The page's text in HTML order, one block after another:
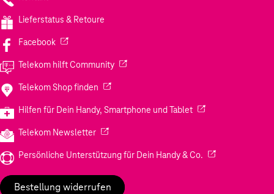
Lieferstatus & Retoure
Facebook(Wird in einem neuen Tab geöffnet)
Telekom hilft Community(Wird in einem neuen Tab geöffnet)
Telekom Shop finden (Wird in einem neuen Tab geöffnet)
Hilfen für Dein Handy, Smartphone und Tablet(Wird in einem
Telekom Newsletter(Wird in einem neuen Tab geöffnet)
Persönliche Unterstützung für Dein Handy & Co. (Wird in einem
Bestellung widerrufen